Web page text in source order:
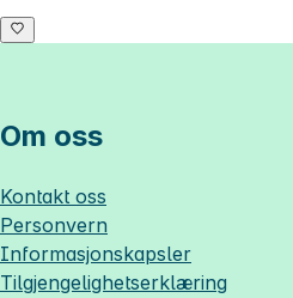
Om oss
Kontakt oss
Personvern
Informasjonskapsler
Tilgjengelighetserklæring